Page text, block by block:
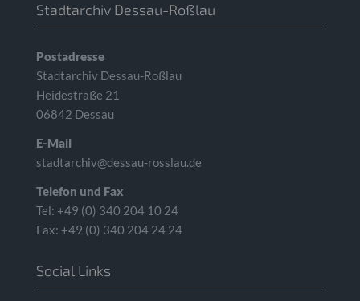
Stadtarchiv Dessau-Roßlau
Postadresse
Stadtarchiv Dessau-Roßlau
Heidestraße 21
06842 Dessau
E-Mail
stadtarchiv@dessau-rosslau.de
Telefon und Fax
Tel: +49 (0) 340 204 10 24
Fax: +49 (0) 340 204 24 24
Social Links